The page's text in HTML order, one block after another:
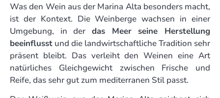
Was den Wein aus der Marina Alta besonders macht,
ist der Kontext. Die Weinberge wachsen in einer
Umgebung, in der das Meer seine Herstellung
beeinflusst und die landwirtschaftliche Tradition sehr
präsent bleibt. Das verleiht den Weinen eine Art
natürliches Gleichgewicht zwischen Frische und
Reife, das sehr gut zum mediterranen Stil passt.